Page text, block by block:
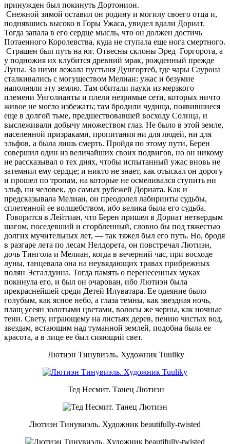
принужден был покинуть Дортонион.
Снежной зимой оставил он родину и могилу своего отца и,
поднявшись высоко в Горы Ужаса, увидел вдали Дориат.
Тогда запала в его сердце мысль, что он должен достичь
Потаенного Королевства, куда не ступала еще нога смертного.
Страшен был путь на юг. Отвесны склоны Эред–Горгорота, а
у подножия их клубится древний мрак, рожденный прежде
Луны. За ними лежала пустыня Дунгортеб, где чары Саурона
сталкивались с могуществом Мелиан: ужас и безумие
наполняли эту землю. Там обитали пауки из мерзкого
племени Унголианты и плели незримые сети, которых ничто
живое не могло избежать; там бродили чудища, появившиеся
еще в долгой тьме, предшествовавшей восходу Солнца, и
выслеживали добычу множеством глаз. Не было в этой земле,
населенной призраками, пропитания ни для людей, ни для
эльфов, а была лишь смерть. Пройдя по этому пути, Берен
совершил один из величайших своих подвигов, но он никому
не рассказывал о тех днях, чтобы испытанный ужас вновь не
затемнил ему сердце; и никто не знает, как отыскал он дорогу
и прошел по тропам, на которые не осмеливался ступить ни
эльф, ни человек, до самых рубежей Дориата. Как и
предсказывала Мелиан, он преодолел лабиринты судьбы,
сплетенной ее волшебством, ибо велика была его судьба.
Говорится в Лейтиан, что Берен пришел в Дориат нетвердым
шагом, поседевший и сгорбленный, словно бы под тяжестью
долгих мучительных лет, — так тяжел был его путь. Но, бродя
в разгаре лета по лесам Нелдорета, он повстречал Лютиэн,
дочь Тингола и Мелиан, когда в вечерний час, при восходе
луны, танцевала она на неувядающих травах прибрежных
полян Эсгалдуина. Тогда память о перенесенных муках
покинула его, и был он очарован, ибо Лютиэн была
прекраснейшей среди Детей Илуватара. Ее одеяние было
голубым, как ясное небо, а глаза темны, как звездная ночь,
плащ усеян золотыми цветами, волосы же черны, как ночные
тени. Свету, играющему на листьях дерев, пению чистых вод,
звездам, встающим над туманной землей, подобна была ее
красота, а в лице ее был сияющий свет.
Лютиэн Тинувиэль. Художник Tuuliky
Тед Несмит. Танец Лютиэн
Лютиэн Тинувиэль. Художник beautifully-twisted